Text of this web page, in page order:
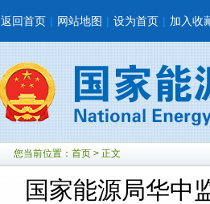
返回首页 | 网站地图 | 设为首页 | 加入收
您当前位置： 首页 > 正文
国家能源局华中